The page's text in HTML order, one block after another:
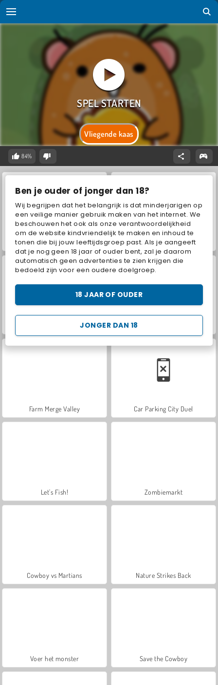
Ben je ouder of jonger dan 18?
Wij begrijpen dat het belangrijk is dat minderjarigen op
een veilige manier gebruik maken van het internet. We
beschouwen het ook als onze verantwoordelijkheid
om de website kindvriendelijk te maken en inhoud te
tonen die bij jouw leeftijdsgroep past. Als je aangeeft
dat je nog geen 18 jaar of ouder bent, zal je daarom
automatisch geen advertenties te zien krijgen die
bedoeld zijn voor een oudere doelgroep.
JONGER DAN 18
18 JAAR OF OUDER
Vliegende kaas
84%
World War 2 Shooter VegaMix Da Vinci Puzzles
Hidden Object: Street of Secrets ASMR Makeover & Makeup Studio
Farm Merge Valley Car Parking City Duel
Let's Fish! Zombiemarkt
Cowboy vs Martians Nature Strikes Back
Voer het monster Save the Cowboy